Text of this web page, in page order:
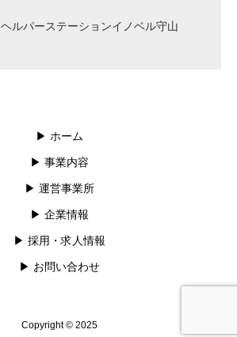
ヘルパーステーションイノベル守山
▶︎ ホーム
▶︎ 事業内容
▶︎ 運営事業所
▶︎ 企業情報
▶︎ 採用・求人情報
▶︎ お問い合わせ
Copyright © 2025